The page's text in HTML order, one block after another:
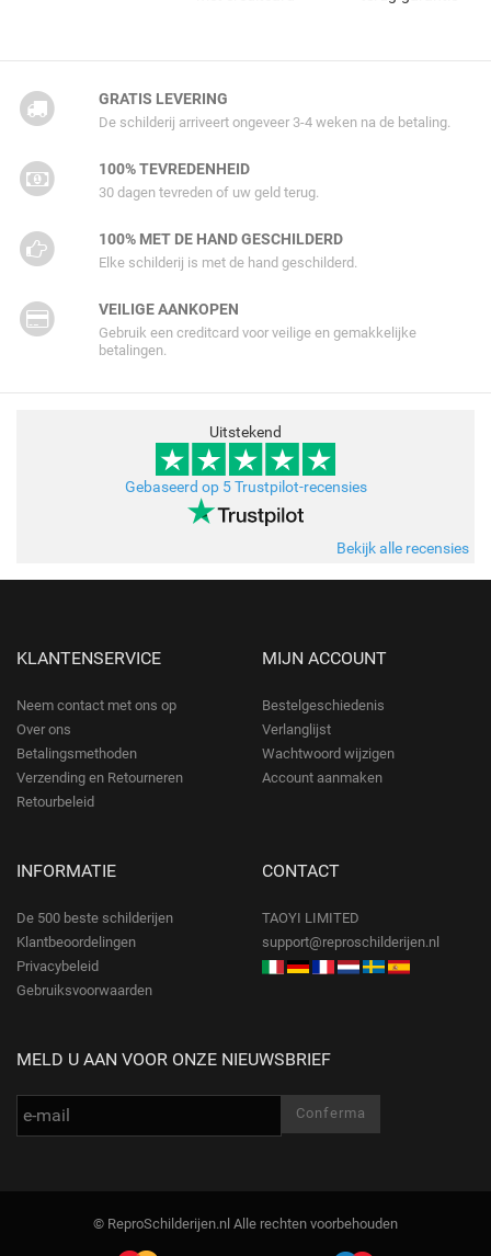
GRATIS LEVERING
De schilderij arriveert ongeveer 3-4 weken na de betaling.
100% TEVREDENHEID
30 dagen tevreden of uw geld terug.
100% MET DE HAND GESCHILDERD
Elke schilderij is met de hand geschilderd.
VEILIGE AANKOPEN
Gebruik een creditcard voor veilige en gemakkelijke
betalingen.
Uitstekend
Gebaseerd op 5 Trustpilot-recensies
Bekijk alle recensies
KLANTENSERVICE
Neem contact met ons op
Over ons
Betalingsmethoden
Verzending en Retourneren
Retourbeleid
MIJN ACCOUNT
Bestelgeschiedenis
Verlanglijst
Wachtwoord wijzigen
Account aanmaken
INFORMATIE
De 500 beste schilderijen
Klantbeoordelingen
Privacybeleid
Gebruiksvoorwaarden
CONTACT
TAOYI LIMITED
support@reproschilderijen.nl
MELD U AAN VOOR ONZE NIEUWSBRIEF
© ReproSchilderijen.nl Alle rechten voorbehouden